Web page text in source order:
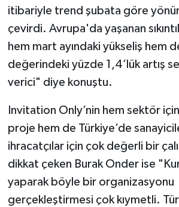
itibariyle trend şubata göre
çevirdi. Avrupa'da yaşanan
hem mart ayındaki yükseliş hem
değerindeki yüzde 1,4’lük artış
verici" diye konuştu.
Invitation Only’nin hem sektör
proje hem de Türkiye’de
ihracatçılar için çok değerli bir
dikkat çeken Burak Onder ise
yaparak böyle bir organizasyonu
gerçekleştirmesi çok kıymetli.